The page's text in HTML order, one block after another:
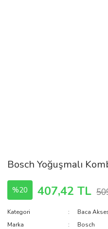
Bosch Yoğuşmalı
%20 407,42 TL
Kategori
Baca
Marka
Bosch